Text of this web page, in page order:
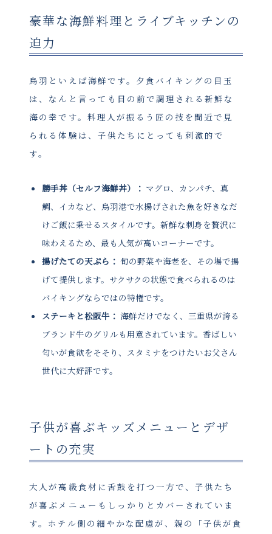
豪華な海鮮料理とライブキッチンの
迫力
鳥羽といえば海鮮です。夕食バイキングの目玉
は、なんと言っても目の前で調理される新鮮な
海の幸です。料理人が振るう匠の技を間近で見
られる体験は、子供たちにとっても刺激的で
す。
勝手丼（セルフ海鮮丼）： マグロ、カンパチ、真
鯛、イカなど、鳥羽港で水揚げされた魚を好きなだ
けご飯に乗せるスタイルです。新鮮な刺身を贅沢に
味わえるため、最も人気が高いコーナーです。
揚げたての天ぷら： 旬の野菜や海老を、その場で揚
げて提供します。サクサクの状態で食べられるのは
バイキングならではの特権です。
ステーキと松阪牛： 海鮮だけでなく、三重県が誇る
ブランド牛のグリルも用意されています。香ばしい
匂いが食欲をそそり、スタミナをつけたいお父さん
世代に大好評です。
子供が喜ぶキッズメニューとデザ
ートの充実
大人が高級食材に舌鼓を打つ一方で、子供たち
が喜ぶメニューもしっかりとカバーされていま
す。ホテル側の細やかな配慮が、親の「子供が食